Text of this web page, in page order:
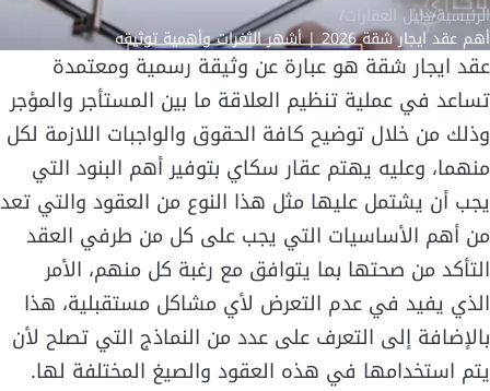
الرئيسية/دليل العقارات/
أهم عقد ايجار شقة 2026 | أشهر الثغرات وأهمية توثيقه
عقد ايجار شقة هو عبارة عن وثيقة رسمية ومعتمدة
تساعد في عملية تنظيم العلاقة ما بين المستأجر والمؤجر
وذلك من خلال توضيح كافة الحقوق والواجبات اللازمة لكل
منهما، وعليه يهتم عقار سكاي بتوفير أهم البنود التي
يجب أن يشتمل عليها مثل هذا النوع من العقود والتي تعد
من أهم الأساسيات التي يجب على كل من طرفي العقد
التأكد من صحتها بما يتوافق مع رغبة كل منهم، الأمر
الذي يفيد في عدم التعرض لأي مشاكل مستقبلية، هذا
بالإضافة إلى التعرف على عدد من النماذج التي تصلح لأن
يتم استخدامها في هذه العقود والصيغ المختلفة لها.